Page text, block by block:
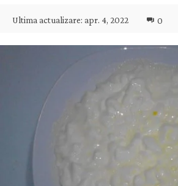
Ultima actualizare: apr. 4, 2022 0